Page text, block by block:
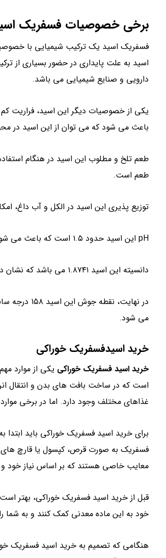
برخی خصوصیات فسفریک
فسفریک اسید یک ترکیب شیمیایی با
اسید به علت پایداری در حضور بسیاری از
دارویی و صنایع شیمیایی می باشد.
یکی از خصوصیات دیگر این اسید، فراریت
باعث می شود که می توان از این اسید در
طعم تلخ و مطلوب این اسید در هنگام
طعم است.
توزیع پذیری این اسید در الکل و آب داغ،
pH این اسید حدود ۱.۵ است که باعث می شود از آن در فرایندهای شیمیایی خاص استفاده نماییم.
دانسیته این اسید ۱.۸۷۴۱ می باشد که نشان دهنده وزن مولکولی آن است.
در نهایت،
می شود.
خرید اسیدفسفریک خوراکی
خرید اسید فسفریک خوراکی یکی از موارد
است که در ساخت بافت های بدن و انتقال
غذاهای مختلف وجود دارد. اما در برخی
برای خرید اسید فسفریک خوراکی باید
فسفریک به صورت قرص، کپسول یا قارچ های
معایب خاصی هستند که بر اساس نیاز خود و
قبل از خرید اسید فسفریک خوراکی، بهتر
خود به این ماده معدنی کمک کنند و به شما
هنگامی که تصمیم به خرید اسید فسفریک